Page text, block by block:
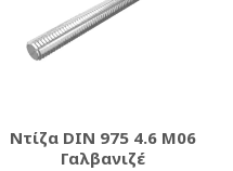
Ντίζα DIN 975 4.6 M06
Γαλβανιζέ